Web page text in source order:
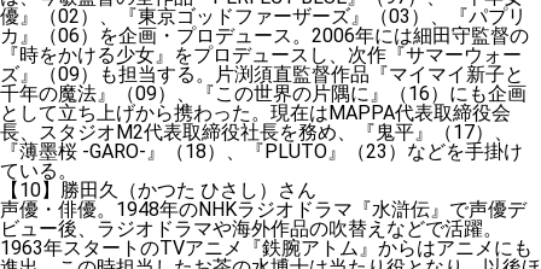
優』（02）、『東京ゴッドファーザーズ』（03）、『パプリ
カ』（06）を企画・プロデュース。2006年には細田守監督の
『時をかける少女』をプロデュースし、次作『サマーウォー
ズ』（09）も担当する。片渕須直監督作品『マイマイ新子と
千年の魔法』（09）、『この世界の片隅に』（16）にも企画
として立ち上げから携わった。現在はMAPPA代表取締役会
長、スタジオM2代表取締役社長を務め、『鬼平』（17）、
『薄墨桜 -GARO-』（18）、『PLUTO』（23）などを手掛け
ている。
【10】勝田久（かつた ひさし）さん
声優・俳優。1948年のNHKラジオドラマ『水滸伝』で声優デ
ビュー後、ラジオドラマや海外作品の吹替えなどで活躍。
1963年スタートのTVアニメ『鉄腕アトム』からはアニメにも